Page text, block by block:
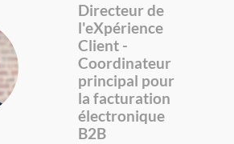
Directeur de
l'eXpérience
Client -
Coordinateur
principal pour
la facturation
électronique
B2B